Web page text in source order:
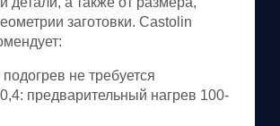
заготовки. Castolin
не требуется
предварительный нагрев 100-